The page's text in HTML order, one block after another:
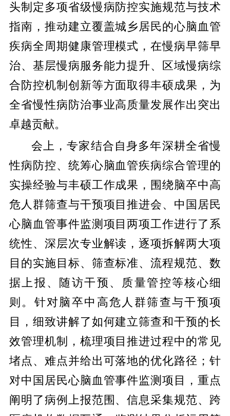
头制定多项省级慢病防控实施规范与技术
指南，推动建立覆盖城乡居民的心脑血管
疾病全周期健康管理模式，在慢病早筛早
治、基层慢病服务能力提升、区域慢病综
合防控机制创新等方面取得丰硕成果，为
全省慢性病防治事业高质量发展作出突出
卓越贡献。
会上，专家结合自身多年深耕全省慢
性病防控、统筹心脑血管疾病综合管理的
实操经验与丰硕工作成果，围绕脑卒中高
危人群筛查与干预项目推进会、中国居民
心脑血管事件监测项目两项工作进行了系
统性、深层次专业解读，逐项拆解两大项
目的实施目标、筛查标准、流程规范、数
据上报、随访干预、质量管控等核心细
则。针对脑卒中高危人群筛查与干预项
目，细致讲解了如何建立筛查和干预的长
效管理机制，梳理项目推进过程中的常见
堵点、难点并给出可落地的优化路径；针
对中国居民心脑血管事件监测项目，重点
阐明了病例上报范围、信息采集规范、跨